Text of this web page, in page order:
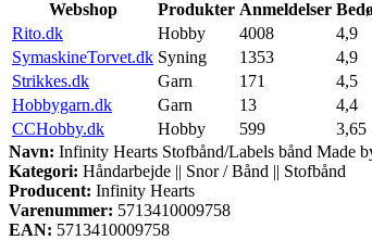
Webshop Produkter Anmeldelser
Rito.dk
Hobby 4008 4,9
SymaskineTorvet.dk Syning 1353 4,9
Strikkes.dk
Garn 171 4,5
Hobbygarn.dk
Garn 13 4,4
CCHobby.dk
Hobby 599 3,65
Navn: Infinity Hearts Stofbånd/Labels bånd Made
Kategori: Håndarbejde || Snor / Bånd || Stofbånd
Producent: Infinity Hearts
Varenummer: 5713410009758
EAN: 5713410009758